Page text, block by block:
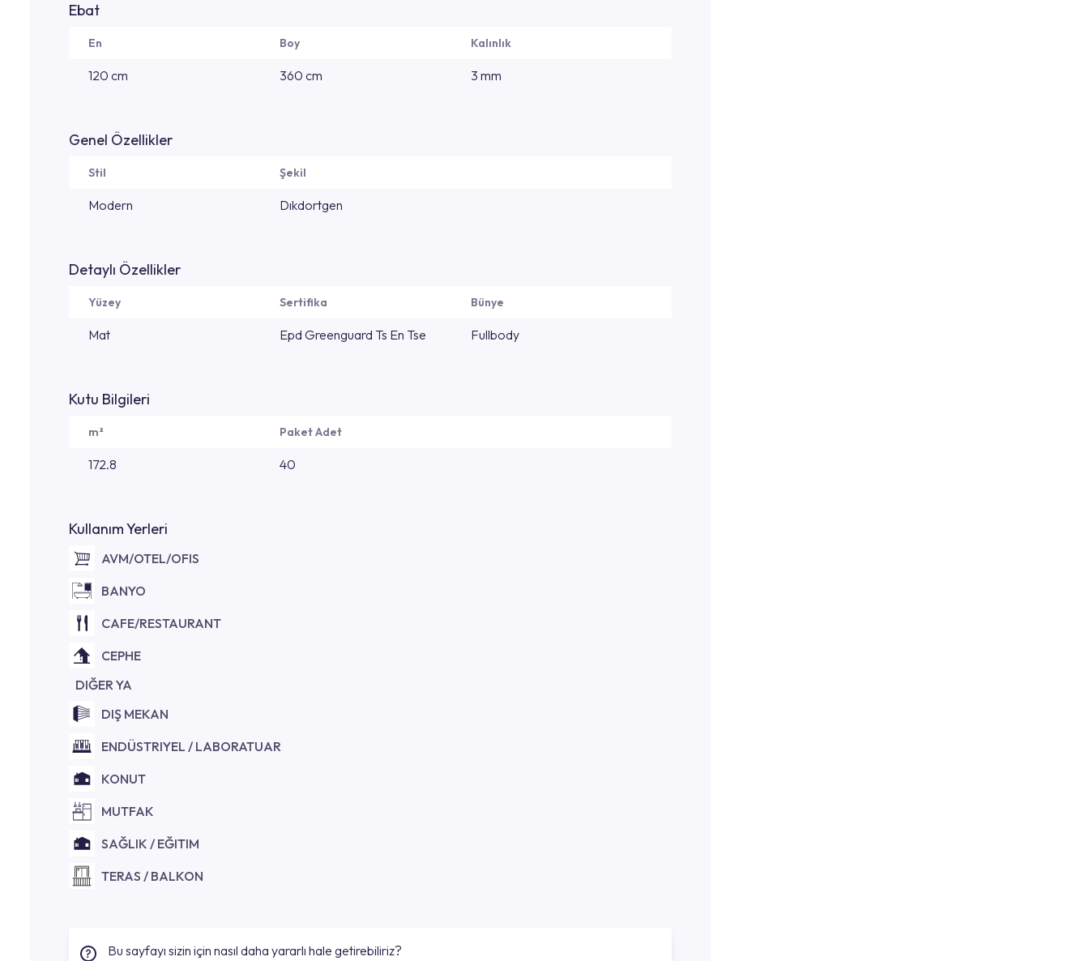
Ebat
En Boy Kalınlık
120 cm 360 cm 3 mm
Genel Özellikler
Stil Şekil
Modern Dıkdortgen
Detaylı Özellikler
Yüzey Sertifika Bünye
Mat Epd Greenguard Ts En Tse Fullbody
Kutu Bilgileri
m² Paket Adet
172.8 40
Kullanım Yerleri
AVM/OTEL/OFIS
BANYO
CAFE/RESTAURANT
CEPHE
DIĞER YA
DIŞ MEKAN
ENDÜSTRIYEL / LABORATUAR
KONUT
MUTFAK
SAĞLIK / EĞITIM
TERAS / BALKON
Bu sayfayı sizin için nasıl daha yararlı hale getirebiliriz?